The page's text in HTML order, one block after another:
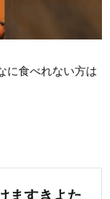
に食べれない方は
ますきよた